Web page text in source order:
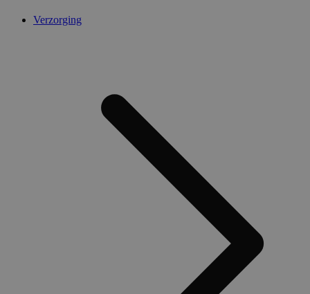
Verzorging